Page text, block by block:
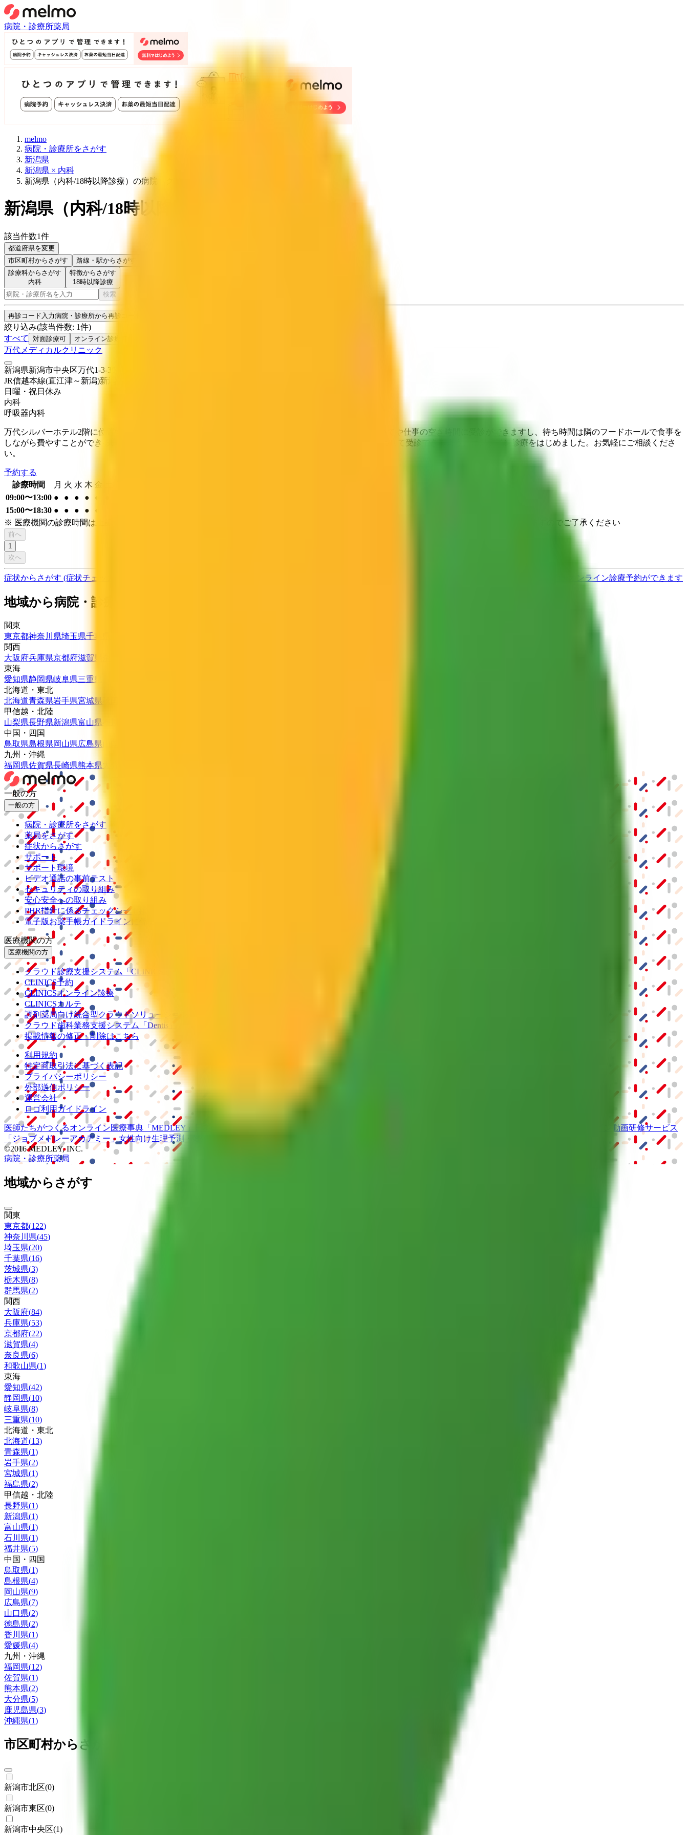
病院・診療所薬局
melmo
病院・診療所をさがす
新潟県
新潟県 × 内科
新潟県（内科/18時以降診療）の病院・クリニック
新潟県（内科/18時以降診療
該当件数1件
都道府県を変更
市区町村からさがす 路線・駅からさがす
診療科からさがす
内科
特徴からさがす
18時以降診療
検索
再診コード入力病院・診療所から再診コードを受け取った方はこちら
絞り込み(該当件数: 1件)
すべて
対面診療可 オンライン診療可
万代メディカルクリニック
新潟県新潟市中央区万代1-3-30 万代シルバーホテル2階
JR信越本線(直江津～新潟)新潟
日曜・祝日 休み
内科
呼吸器内科
万代シルバーホテル2階に位置するアクセスの良いクリニックです。 万代シティでのショッピングのついでや仕事の空き時間に受診ができますし、待ち時間は隣のフードホールで食事を
しながら費やすことができる、とても身近なクリニックです。この度、患者さんがライフスタイルに合わせて受診できるよう、オンライン診療をはじめました。お気軽にご相談くださ
い。
予約する
診療時間
月 火 水 木 金
09:00〜13:00 ● ● ● ● ●
15:00〜18:30 ● ● ● ●
●
※ 医療機関の診療時間は上記の通りですが、すでに予約が埋まっている場合や病院の都合などにより実際に予約可能な日時と異なる場合がありますのでご了承ください
前へ
1
次へ
症状からさがす (症状チェッカー) 歯医者さんの対面診療予約・オンライン診療予約ができます
地域から病院・診療所をさがす
関東
東京都神奈川県埼玉県千葉県
関西
大阪府兵庫県京都府滋賀県
東海
愛知県静岡県岐阜県三重県
北海道・東北
北海道青森県岩手県宮城県
甲信越・北陸
山梨県長野県新潟県富山県
中国・四国
鳥取県島根県岡山県広島県
九州・沖縄
福岡県佐賀県長崎県熊本県
一般の方
一般の方
病院・診療所をさがす
薬局をさがす
症状からさがす
サポート
サポート環境
ビデオ通話の事前テスト
セキュリティの取り組み
安心安全への取り組み
PHR指針に係るチェックシート確認結果の公表
電子版お薬手帳ガイドラインに係るチェックシート確認結果の公表
医療機関の方
医療機関の方
クラウド診療支援システム
「CLINICS」
CLINICS予約
CLINICSオンライン診療
CLINICSカルテ
調剤薬局向け統合型クラウドソリューション
クラウド歯科業務支援システム
「Dentis」
掲載情報の修正・削除はこちら
利用規約
特定商取引法に基づく表記
プライバシーポリシー
外部送信ポリシー
運営会社
ロゴ利用ガイドライン
医師たちがつくるオンライン医療事典 「MEDLEY」
動画研修サービス
「ジョブメドレーアカデミー」 女性向け生理予測・妊活アプリ
©2016 MEDLEY, INC.
病院・診療所薬局
地域からさがす
関東
東京都(122)
神奈川県(45)
埼玉県(20)
千葉県(16)
茨城県(3)
栃木県(8)
群馬県(2)
関西
大阪府(84)
兵庫県(53)
京都府(22)
滋賀県(4)
奈良県(6)
和歌山県(1)
東海
愛知県(42)
静岡県(10)
岐阜県(8)
三重県(10)
北海道・東北
北海道(13)
青森県(1)
岩手県(2)
宮城県(1)
福島県(2)
甲信越・北陸
長野県(1)
新潟県(1)
富山県(1)
石川県(1)
福井県(5)
中国・四国
鳥取県(1)
島根県(4)
岡山県(9)
広島県(7)
山口県(2)
徳島県(2)
香川県(1)
愛媛県(4)
九州・沖縄
福岡県(12)
佐賀県(1)
熊本県(2)
大分県(5)
鹿児島県(3)
沖縄県(1)
市区町村からさがす
新潟市北区(0)
新潟市東区(0)
新潟市中央区(1)